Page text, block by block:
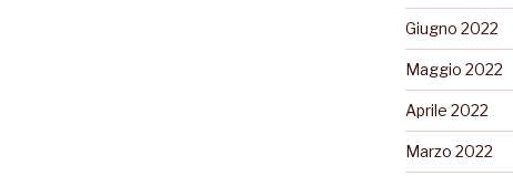
Giugno 2022
Maggio 2022
Aprile 2022
Marzo 2022